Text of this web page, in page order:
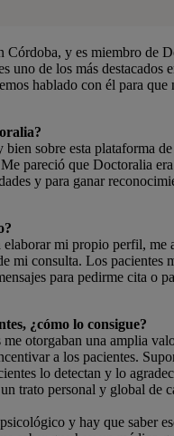
Córdoba, y es miembro de
de los más destacados
hablado con él para que
sobre esta plataforma
pareció que Doctoralia
y para ganar
mi propio perfil, me
mi consulta. Los pacientes
para pedirme cita o
¿cómo lo consigue?
otorgaban una amplia
a los pacientes.
lo detectan y lo
trato personal y global de
y hay que saber